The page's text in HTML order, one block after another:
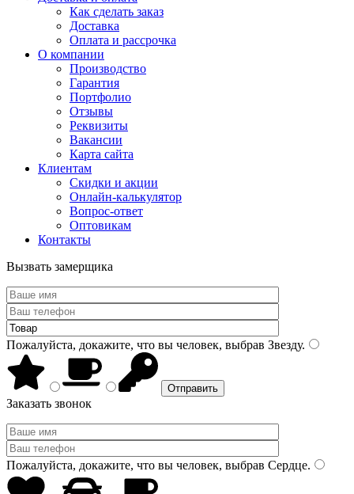
Как сделать заказ
Доставка
Оплата и рассрочка
О компании
Производство
Гарантия
Портфолио
Отзывы
Реквизиты
Вакансии
Карта сайта
Клиентам
Скидки и акции
Онлайн-калькулятор
Вопрос-ответ
Оптовикам
Контакты
Вызвать замерщика
Пожалуйста, докажите, что вы человек, выбрав Звезду.
Заказать звонок
Пожалуйста, докажите, что вы человек, выбрав Сердце.